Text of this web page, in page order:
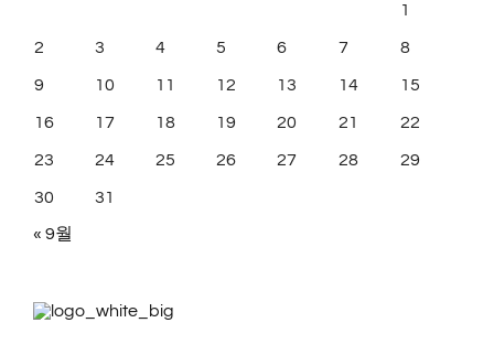
1
2 3 4 5 6 7 8
9 10 11 12 13 14 15
16 17 18 19 20 21 22
23 24 25 26 27 28 29
30 31
« 9월